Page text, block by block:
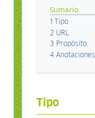
Sumario
1 Tipo
2 URL
3 Propósito
4 Anotaciones
Tipo